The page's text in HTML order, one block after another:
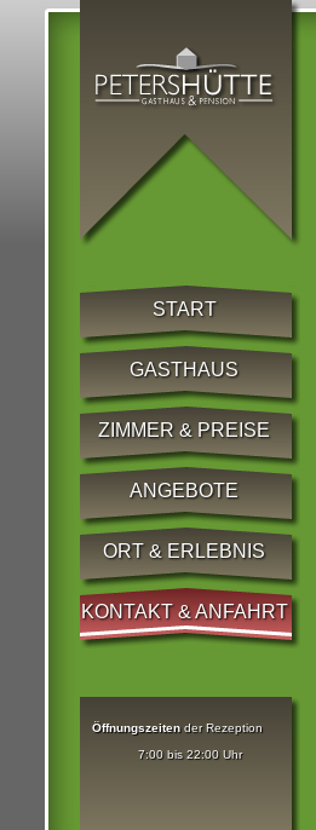
START
GASTHAUS
ZIMMER & PREISE
ANGEBOTE
ORT & ERLEBNIS
KONTAKT & ANFAHRT
Öffnungszeitender Rezeption
7:00 bis 22:00 Uhr